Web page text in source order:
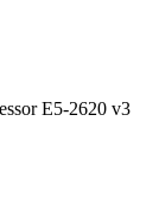
E5-2620 v3